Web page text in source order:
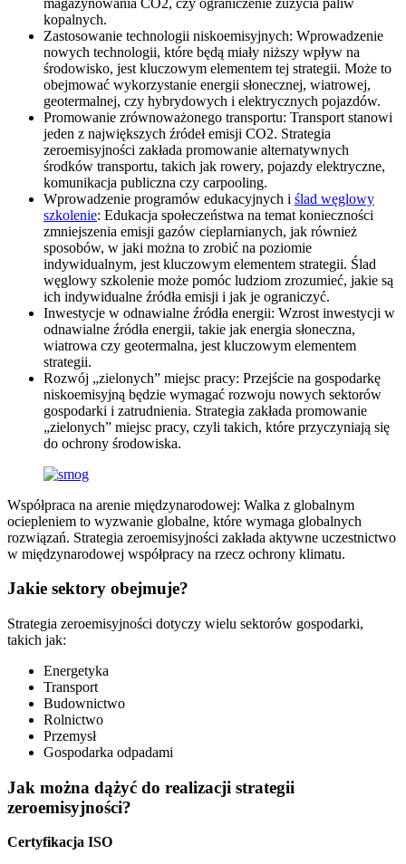
kopalnych.
Zastosowanie technologii niskoemisyjnych: Wprowadzenie
nowych technologii, które będą miały niższy wpływ na
środowisko, jest kluczowym elementem tej strategii. Może to
obejmować wykorzystanie energii słonecznej, wiatrowej,
geotermalnej, czy hybrydowych i elektrycznych pojazdów.
Promowanie zrównoważonego transportu: Transport stanowi
jeden z największych źródeł emisji CO2. Strategia
zeroemisyjności zakłada promowanie alternatywnych
środków transportu, takich jak rowery, pojazdy elektryczne,
komunikacja publiczna czy carpooling.
Wprowadzenie programów edukacyjnych i ślad węglowy
szkolenie: Edukacja społeczeństwa na temat konieczności
zmniejszenia emisji gazów cieplarnianych, jak również
sposobów, w jaki można to zrobić na poziomie
indywidualnym, jest kluczowym elementem strategii. Ślad
węglowy szkolenie może pomóc ludziom zrozumieć, jakie są
ich indywidualne źródła emisji i jak je ograniczyć.
Inwestycje w odnawialne źródła energii: Wzrost inwestycji w
odnawialne źródła energii, takie jak energia słoneczna,
wiatrowa czy geotermalna, jest kluczowym elementem
strategii.
Rozwój „zielonych” miejsc pracy: Przejście na gospodarkę
niskoemisyjną będzie wymagać rozwoju nowych sektorów
gospodarki i zatrudnienia. Strategia zakłada promowanie
„zielonych” miejsc pracy, czyli takich, które przyczyniają się
do ochrony środowiska.
Współpraca na arenie międzynarodowej: Walka z globalnym
ociepleniem to wyzwanie globalne, które wymaga globalnych
rozwiązań. Strategia zeroemisyjności zakłada aktywne uczestnictwo
w międzynarodowej współpracy na rzecz ochrony klimatu.
Jakie sektory obejmuje?
Strategia zeroemisyjności dotyczy wielu sektorów gospodarki,
takich jak:
Energetyka
Transport
Budownictwo
Rolnictwo
Przemysł
Gospodarka odpadami
Jak można dążyć do realizacji strategii
zeroemisyjności?
Certyfikacja ISO